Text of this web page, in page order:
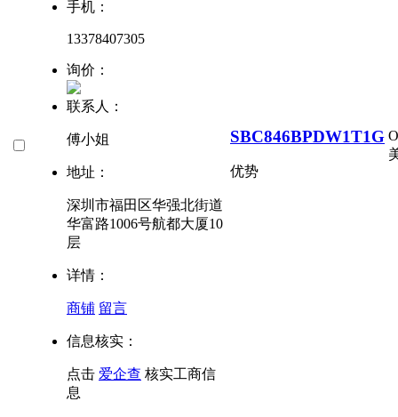
手机：
13378407305
询价：
联系人：
傅小姐
地址：
深圳市福田区华强北街道
华富路1006号航都大厦10
层
详情：
商铺 留言
信息核实：
点击 爱企查 核实工商信
息
SBC846BPDW1T1G
优势